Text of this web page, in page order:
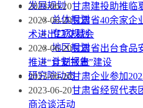
发展规划
总体规划
专项规划
地区规划
计划报告
研究院动态
2023-06-20甘肃建投助推临
2023-06-20甘肃省40余家企
术进出口交易会
2023-06-20甘肃省出台食品
推进“食安甘肃”建设
2023-06-20甘肃企业参加
2023-06-20甘肃省经贸代表
商洽谈活动